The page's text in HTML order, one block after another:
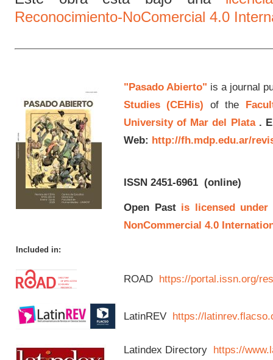
Reconocimiento-NoComercial 4.0
"Pasado Abierto" is a journal
Studies (CEHis) of the
University of Mar del Plata.
Web: http://fh.mdp.edu.ar/
ISSN 2451-6961(online)
Open Past is licensed under
NonCommercial 4.0
Included in:
ROAD https://portal.issn.org/
LatinREV https://
Latindex Directory https://